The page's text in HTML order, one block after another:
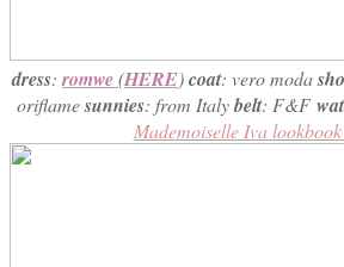
dress: romwe(HERE)coat: vero moda
oriflamesunnies: from Italybelt: F&F
Mademoiselle Iva